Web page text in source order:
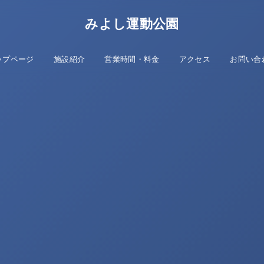
みよし運動公園
プページ 施設紹介 営業時間・料金 アクセス お問い合